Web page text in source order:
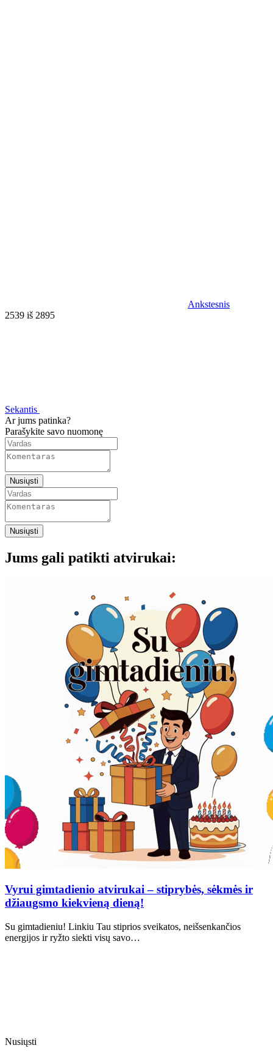
Ankstesnis
2539 iš 2895
Sekantis
Ar jums patinka?
Parašykite savo nuomonę
Nusiųsti
Nusiųsti
Jums gali patikti atvirukai:
Vyrui gimtadienio atvirukai – stiprybės, sėkmės ir
džiaugsmo kiekvieną dieną!
Su gimtadieniu! Linkiu Tau stiprios sveikatos, neišsenkančios
energijos ir ryžto siekti visų savo…
Nusiųsti